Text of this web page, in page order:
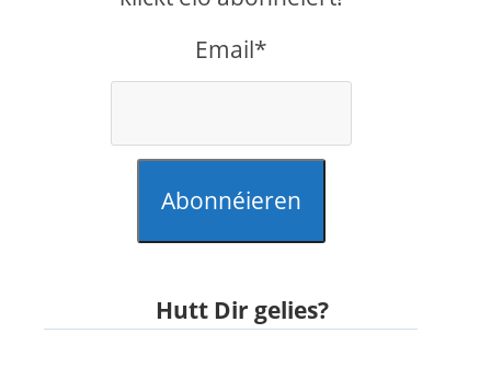
Email*
Abonnéieren
Hutt Dir gelies?